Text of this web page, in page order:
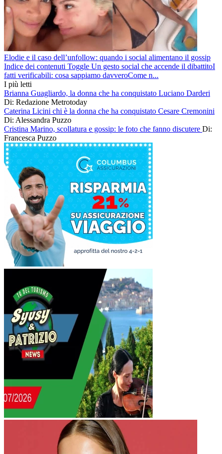
Elodie e il caso dell’unfollow: quando i social alimentano il gossip
Indice dei contenuti Toggle Un gesto social che accende il dibattitoI
fatti verificabili: cosa sappiamo davveroCome n...
I più letti
Brianna Guagliardo, la donna che ha conquistato Luciano Darderi
Di: Redazione Metrotoday
Caterina Licini chi è la donna che ha conquistato Cesare Cremonini
Di: Alessandra Puzzo
Cristina Marino, scollatura e gossip: le foto che fanno discutere Di:
Francesca Puzzo